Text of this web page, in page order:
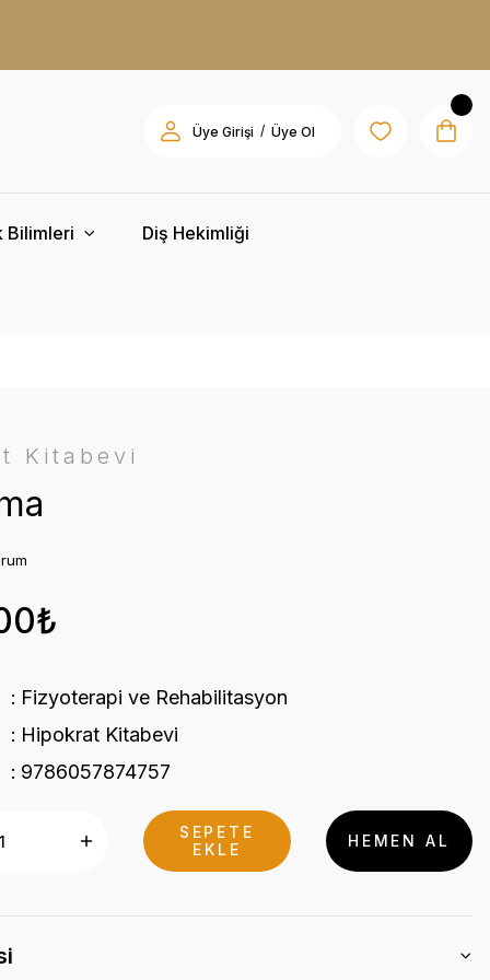
Üye Girişi / Üye Ol
Bilimleri Diş Hekimliği
Kitabevi
Fizyoterapi ve Rehabilitasyon
Hipokrat Kitabevi
9786057874757
SEPETE
EKLE
HEMEN AL